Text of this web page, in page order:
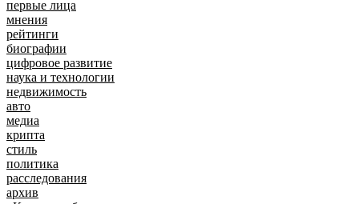
первые лица
мнения
рейтинги
биографии
цифровое развитие
наука и технологии
недвижимость
авто
медиа
крипта
стиль
политика
расследования
архив